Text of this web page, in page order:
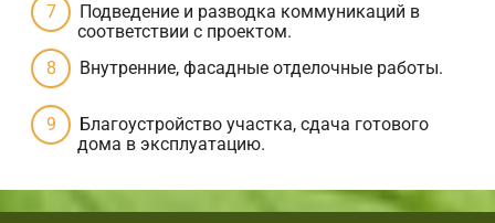
Подведение и разводка коммуникаций в
соответствии с проектом.
Внутренние, фасадные отделочные работы.
Благоустройство участка, сдача готового
дома в эксплуатацию.